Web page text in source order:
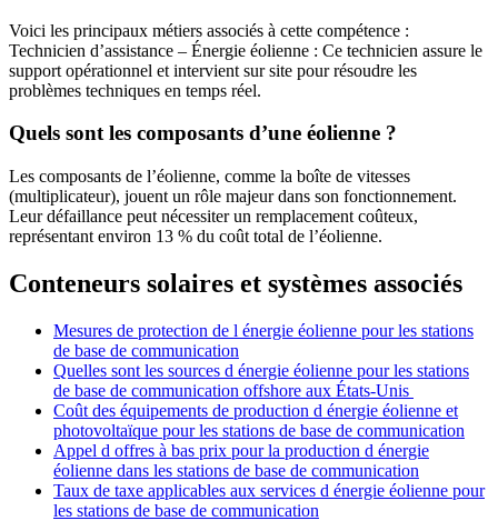
Voici les principaux métiers associés à cette compétence :
Technicien d’assistance – Énergie éolienne : Ce technicien assure le
support opérationnel et intervient sur site pour résoudre les
problèmes techniques en temps réel.
Quels sont les composants d’une éolienne ?
Les composants de l’éolienne, comme la boîte de vitesses
(multiplicateur), jouent un rôle majeur dans son fonctionnement.
Leur défaillance peut nécessiter un remplacement coûteux,
représentant environ 13 % du coût total de l’éolienne.
Conteneurs solaires et systèmes associés
Mesures de protection de l énergie éolienne pour les stations
de base de communication
Quelles sont les sources d énergie éolienne pour les stations
de base de communication offshore aux États-Unis
Coût des équipements de production d énergie éolienne et
photovoltaïque pour les stations de base de communication
Appel d offres à bas prix pour la production d énergie
éolienne dans les stations de base de communication
Taux de taxe applicables aux services d énergie éolienne pour
les stations de base de communication